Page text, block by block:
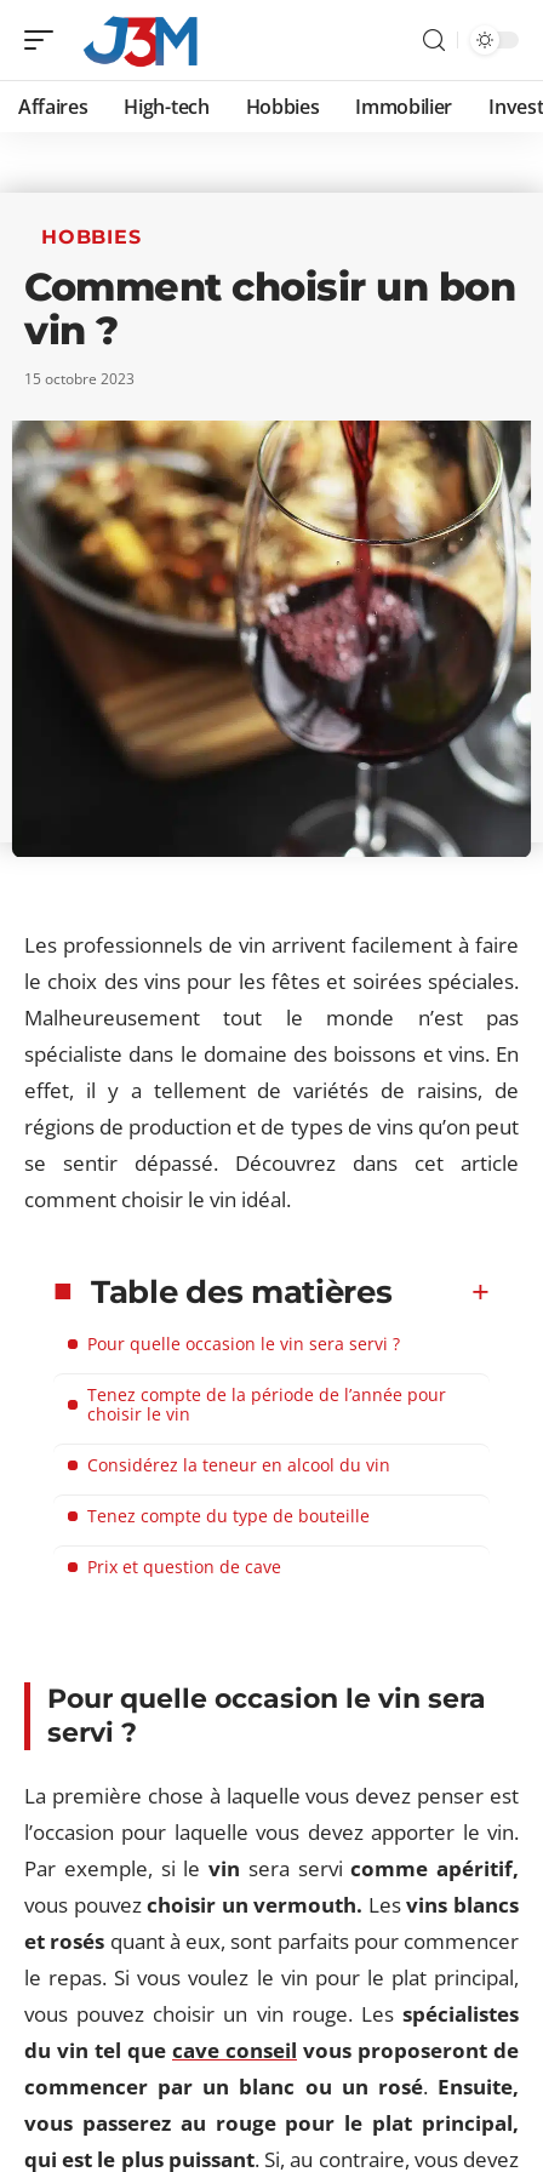
Affaires High-tech Hobbies Immobilier
HOBBIES
Comment choisir un bon
vin ?
15 octobre 2023
Les professionnels de vin arrivent facilement à faire
le choix des vins pour les fêtes et soirées spéciales.
Malheureusement tout le monde n’est pas
spécialiste dans le domaine des boissons et vins. En
effet, il y a tellement de variétés de raisins, de
régions de production et de types de vins qu’on peut
se sentir dépassé. Découvrez dans cet article
comment choisir le vin idéal.
Table des matières
Pour quelle occasion le vin sera servi ?
Tenez compte de la période de l’année pour
choisir le vin
Considérez la teneur en alcool du vin
Tenez compte du type de bouteille
Prix et question de cave
Pour quelle occasion le vin sera
servi ?
La première chose à laquelle vous devez penser est
l’occasion pour laquelle vous devez apporter le vin.
Par exemple, si le vin sera servicomme apéritif,
vous pouvezchoisir un vermouth. Lesvins blancs
et rosés quant à eux, sont parfaits pour commencer
le repas. Si vous voulez le vin pour le plat principal,
vous pouvez choisir un vin rouge. Les spécialistes
du vin tel que cave conseil vous proposeront de
commencer par un blanc ou un rosé.Ensuite,
vous passerez au rouge pour le plat principal,
qui est le plus puissant. Si, au contraire, vous devez